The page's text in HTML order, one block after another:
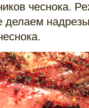
чеснока.
делаем